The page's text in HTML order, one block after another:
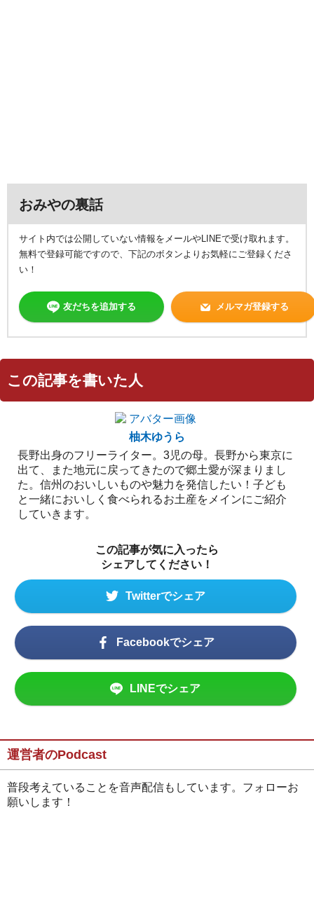
おみやの裏話
サイト内では公開していない情報をメールやLINEで受け取れます。
無料で登録可能ですので、下記のボタンよりお気軽にご登録くださ
い！
友だちを追加する メルマガ登録する
この記事を書いた人
柚木ゆうら
長野出身のフリーライター。3児の母。長野から東京に
出て、また地元に戻ってきたので郷土愛が深まりまし
た。信州のおいしいものや魅力を発信したい！子ども
と一緒においしく食べられるお土産をメインにご紹介
していきます。
この記事が気に入ったら
シェアしてください！
Twitterでシェア
Facebookでシェア
LINEでシェア
運営者のPodcast
普段考えていることを音声配信もしています。フォローお
願いします！